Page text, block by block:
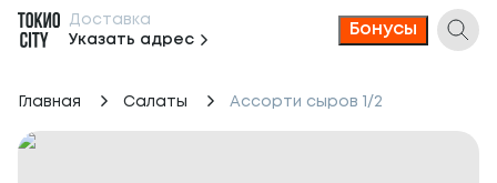
Доставка
Указать адрес
Бонусы
Главная Салаты Ассорти сыров 1/2